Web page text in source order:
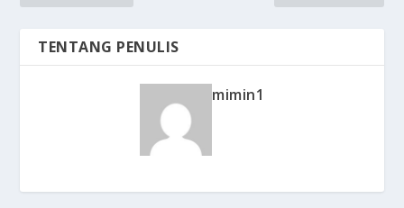
TENTANG PENULIS
mimin1